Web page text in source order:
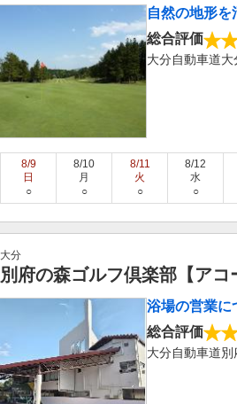
自然の地形
総合評価
大分自動車道
8/9
日
○
8/10
月
○
8/11
火
○
8/12
水
○
大分
別府の森ゴルフ倶楽部【アコ
浴場の営業
総合評価
大分自動車道